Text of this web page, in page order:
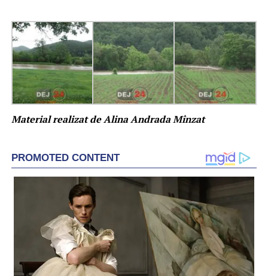
Material realizat de Alina Andrada Mînzat